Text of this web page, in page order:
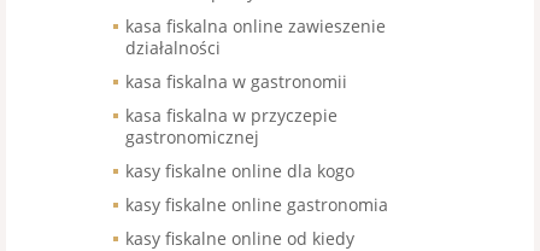
kasa fiskalna online zawieszenie
działalności
kasa fiskalna w gastronomii
kasa fiskalna w przyczepie
gastronomicznej
kasy fiskalne online dla kogo
kasy fiskalne online gastronomia
kasy fiskalne online od kiedy